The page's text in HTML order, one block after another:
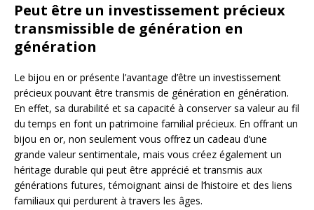
Peut être un investissement précieux
transmissible de génération en
génération
Le bijou en or présente l’avantage d’être un investissement
précieux pouvant être transmis de génération en génération.
En effet, sa durabilité et sa capacité à conserver sa valeur au fil
du temps en font un patrimoine familial précieux. En offrant un
bijou en or, non seulement vous offrez un cadeau d’une
grande valeur sentimentale, mais vous créez également un
héritage durable qui peut être apprécié et transmis aux
générations futures, témoignant ainsi de l’histoire et des liens
familiaux qui perdurent à travers les âges.